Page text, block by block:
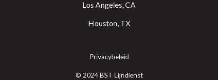
Los Angeles, CA
Houston, TX
© 2024 BST Lijndienst
Privacybeleid